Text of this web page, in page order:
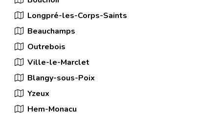
Longpré-les-Corps-Saints
Beauchamps
Outrebois
Ville-le-Marclet
Blangy-sous-Poix
Yzeux
Hem-Monacu